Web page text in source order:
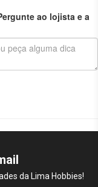
ao lojista e a
da Lima Hobbies!